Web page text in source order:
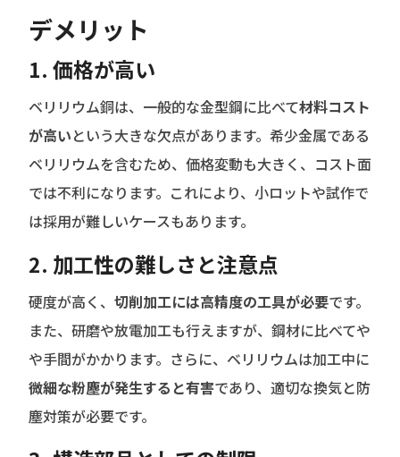
デメリット
1. 価格が高い
ベリリウム銅は、一般的な金型鋼に比べて材料コスト
が高いという大きな欠点があります。希少金属である
ベリリウムを含むため、価格変動も大きく、コスト面
では不利になります。これにより、小ロットや試作で
は採用が難しいケースもあります。
2. 加工性の難しさと注意点
硬度が高く、 切削加工には高精度の工具が必要です。
また、研磨や放電加工も行えますが、鋼材に比べてや
や手間がかかります。さらに、ベリリウムは加工中に
微細な粉塵が発生すると有害であり、適切な換気と防
塵対策が必要です。